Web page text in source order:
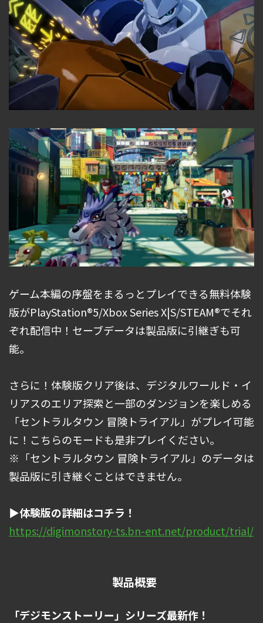
ゲーム本編の序盤をまるっとプレイできる無料体験
版がPlayStation®5/Xbox Series X|S/STEAM®でそれ
ぞれ配信中！セーブデータは製品版に引継ぎも可
能。
さらに！体験版クリア後は、デジタルワールド・イ
リアスのエリア探索と一部のダンジョンを楽しめる
「セントラルタウン 冒険トライアル」がプレイ可能
に！こちらのモードも是非プレイください。
※「セントラルタウン 冒険トライアル」のデータは
製品版に引き継ぐことはできません。
▶体験版の詳細はコチラ！
https://digimonstory-ts.bn-ent.net/product/trial/
製品概要
「デジモンストーリー」シリーズ最新作！